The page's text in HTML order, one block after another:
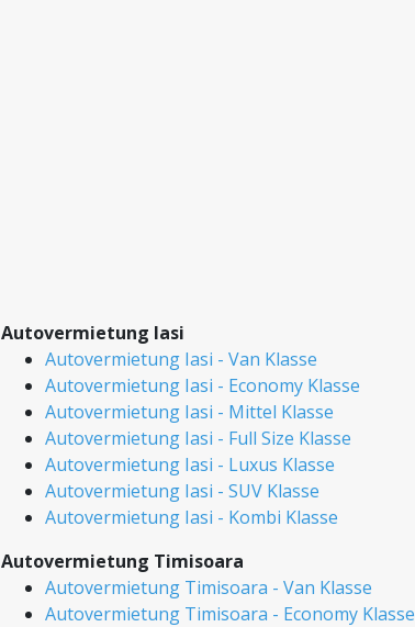
Autovermietung Iasi
Autovermietung Iasi - Van Klasse
Autovermietung Iasi - Economy Klasse
Autovermietung Iasi - Mittel Klasse
Autovermietung Iasi - Full Size Klasse
Autovermietung Iasi - Luxus Klasse
Autovermietung Iasi - SUV Klasse
Autovermietung Iasi - Kombi Klasse
Autovermietung Timisoara
Autovermietung Timisoara - Van Klasse
Autovermietung Timisoara - Economy Klasse